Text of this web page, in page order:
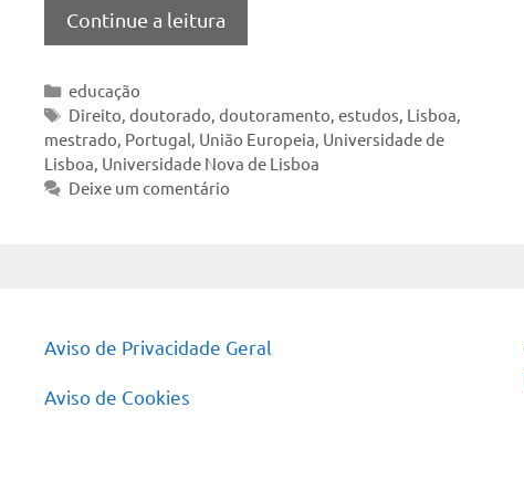
Continue a leitura
Categorias
educação
Tags
Direito,doutorado,doutoramento,estudos, Lisboa,
mestrado, Portugal, União Europeia, Universidade de
Lisboa, Universidade Nova de Lisboa
Deixe um comentário
Aviso de Privacidade Geral
Aviso de Cookies